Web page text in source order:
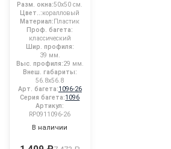
Разм. окна:50x50 см.
Цвет..:коралловый
Материал: Пластик
Проф. багета:
классический
Шир. профиля:
39 мм.
Выс. профиля:29 мм.
Внеш. габариты:
56.8x56.8
Арт. багета:1096-26
Серия багета:1096
Артикул:
RP0911096-26
В наличии